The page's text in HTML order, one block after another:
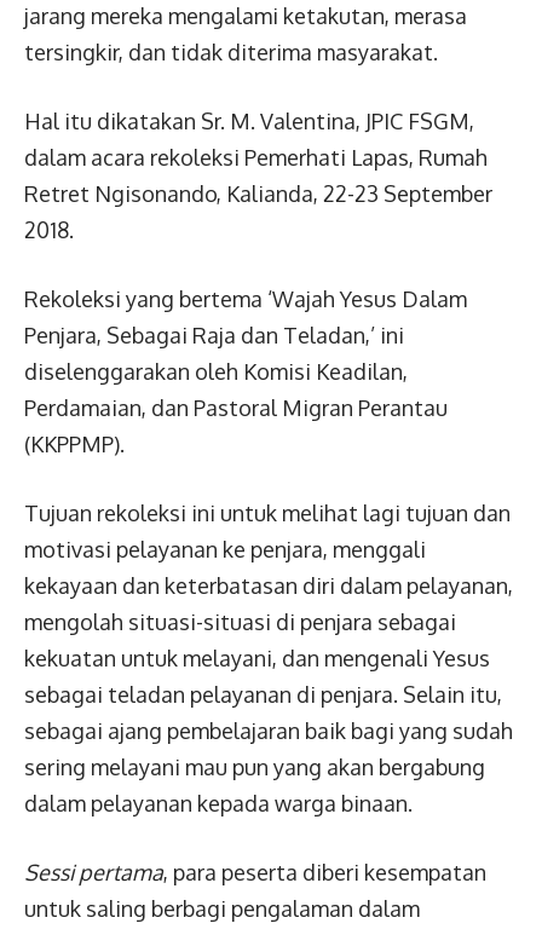
jarang mereka mengalami ketakutan, merasa
tersingkir, dan tidak diterima masyarakat.
Hal itu dikatakan Sr. M. Valentina, JPIC FSGM,
dalam acara rekoleksi Pemerhati Lapas, Rumah
Retret Ngisonando, Kalianda, 22-23 September
2018.
Rekoleksi yang bertema ‘Wajah Yesus Dalam
Penjara, Sebagai Raja dan Teladan,’ ini
diselenggarakan oleh Komisi Keadilan,
Perdamaian, dan Pastoral Migran Perantau
(KKPPMP).
Tujuan rekoleksi ini untuk melihat lagi tujuan dan
motivasi pelayanan ke penjara, menggali
kekayaan dan keterbatasan diri dalam pelayanan,
mengolah situasi-situasi di penjara sebagai
kekuatan untuk melayani, dan mengenali Yesus
sebagai teladan pelayanan di penjara. Selain itu,
sebagai ajang pembelajaran baik bagi yang sudah
sering melayani mau pun yang akan bergabung
dalam pelayanan kepada warga binaan.
Sessi pertama, para peserta diberi kesempatan
untuk saling berbagi pengalaman dalam